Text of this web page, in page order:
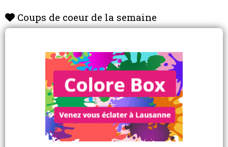
Coups de coeur de la semaine